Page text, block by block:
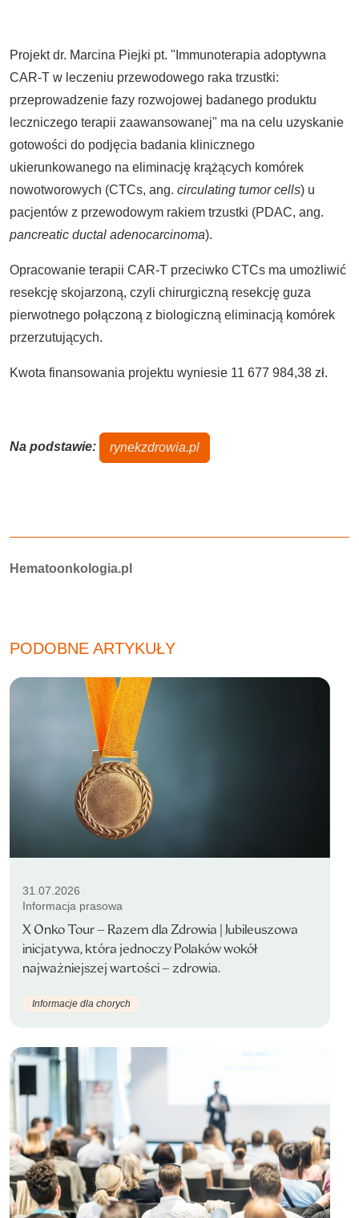
Projekt dr. Marcina Piejki pt. "Immunoterapia adoptywna
CAR-T w leczeniu przewodowego raka trzustki:
przeprowadzenie fazy rozwojowej badanego produktu
leczniczego terapii zaawansowanej" ma na celu uzyskanie
gotowości do podjęcia badania klinicznego
ukierunkowanego na eliminację krążących komórek
nowotworowych (CTCs, ang. circulating tumor cells) u
pacjentów z przewodowym rakiem trzustki (PDAC, ang.
pancreatic ductal adenocarcinoma).
Opracowanie terapii CAR-T przeciwko CTCs ma umożliwić
resekcję skojarzoną, czyli chirurgiczną resekcję guza
pierwotnego połączoną z biologiczną eliminacją komórek
przerzutujących.
Kwota finansowania projektu wyniesie 11 677 984,38 zł.
Na podstawie: rynekzdrowia.pl
Autorzy:
Hematoonkologia.pl
PODOBNE ARTYKUŁY
31.07.2026
Informacja prasowa
X Onko Tour – Razem dla Zdrowia | Jubileuszowa
inicjatywa, która jednoczy Polaków wokół
najważniejszej wartości – zdrowia.
Informacje dla chorych